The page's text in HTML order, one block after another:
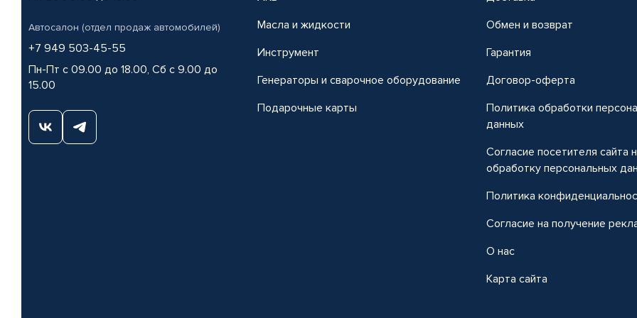
Автосалон (отдел продаж автомобилей)
+7 949 503-45-55
Пн-Пт с 09.00 до 18.00, Сб с 9.00 до
15.00
Масла и жидкости
Инструмент
Генераторы и сварочное оборудование
Подарочные карты
Обмен и возврат
Гарантия
Договор-оферта
Политика обработки
данных
Согласие посетителя сайта
обработку персональных
Политика
Согласие на получение
О нас
Карта сайта